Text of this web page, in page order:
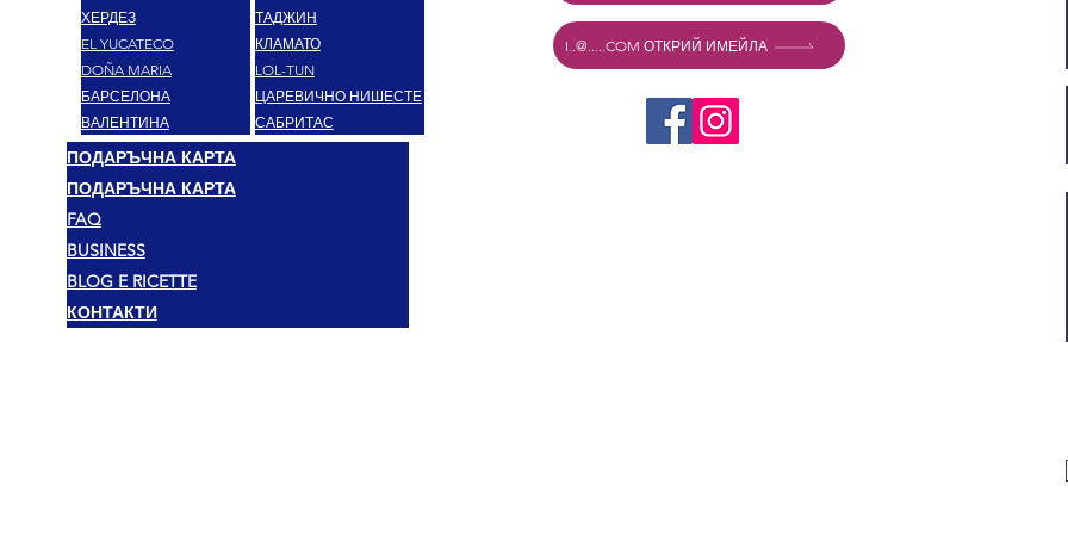
ХЕРДЕЗ
EL YUCATECO
DOÑA MARIA
БАРСЕЛОНА
ВАЛЕНТИНА
ТАДЖИН
КЛАМАТО
LOL-TUN
ЦАРЕВИЧНО НИШЕСТЕ
САБРИТАС
ПОДАРЪЧНА КАРТА
ПОДАРЪЧНА КАРТА
FAQ
BUSINESS
BLOG E RICETTE
КОНТАКТИ
I..@.....COM ОТКРИЙ ИМЕЙЛА